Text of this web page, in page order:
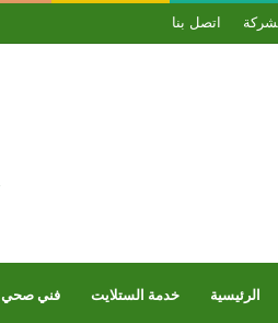
اتصل بنا
الرئيسية خدمة الستلايت فني صحي